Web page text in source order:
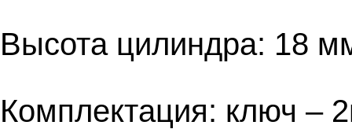
Высота цилиндра: 18
Комплектация: ключ –